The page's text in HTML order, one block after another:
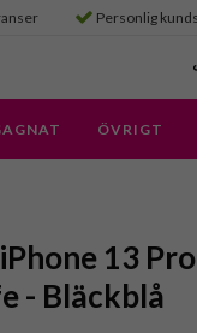
Personlig
ÖVRIGT
13
- Bläckblå